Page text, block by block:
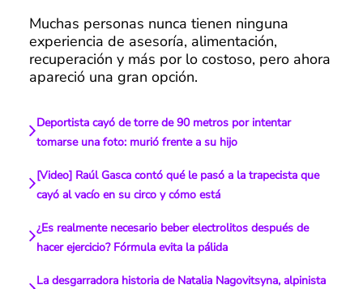
Muchas personas nunca tienen ninguna
experiencia de asesoría, alimentación,
recuperación y más por lo costoso, pero ahora
apareció una gran opción.
Deportista cayó de torre de 90 metros por intentar
tomarse una foto: murió frente a su hijo
[Video] Raúl Gasca contó qué le pasó a la trapecista que
cayó al vacío en su circo y cómo está
¿Es realmente necesario beber electrolitos después de
hacer ejercicio? Fórmula evita la pálida
La desgarradora historia de Natalia Nagovitsyna, alpinista